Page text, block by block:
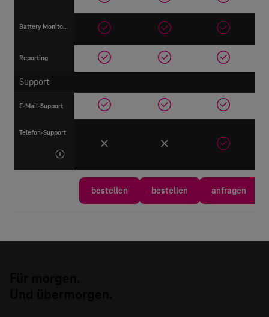
Battery Monitoring
Reporting
Support
E-Mail-Support
Telefon-Support
bestellen bestellen anfragen